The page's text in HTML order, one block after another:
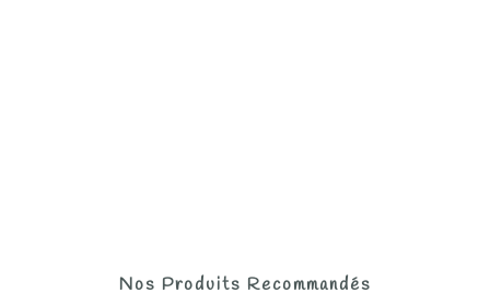
Nos Produits Recommandés